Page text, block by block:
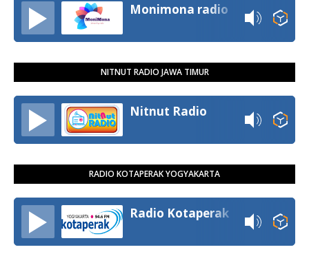
Monimona radio
NITNUT RADIO JAWA TIMUR
Nitnut Radio
RADIO KOTAPERAK YOGYAKARTA
Radio Kotaperak